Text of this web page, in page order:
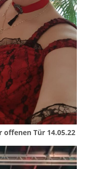
offenen Tür 14.05.22